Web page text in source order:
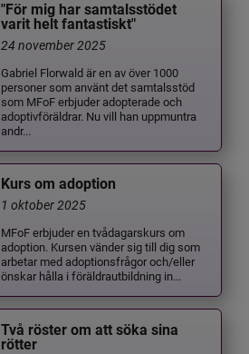
"För mig har samtalsstödet
varit helt fantastiskt"
24 november 2025
Gabriel Florwald är en av över 1000
personer som använt det samtalsstöd
som MFoF erbjuder adopterade och
adoptivföräldrar. Nu vill han uppmuntra
andr...
Kurs om adoption
1 oktober 2025
MFoF erbjuder en tvådagarskurs om
adoption. Kursen vänder sig till dig som
arbetar med adoptionsfrågor och/eller
önskar hålla i föräldrautbildning in...
Två röster om att söka sina
rötter